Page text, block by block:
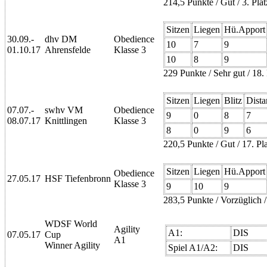
214,5 Punkte / Gut / 3.
30.09.-
01.10.17
dhv DM
Ahrensfelde
Obedience
Klasse 3
Sitzen Liegen Hü.Apport
10
7
9
10
8
9
229 Punkte / Sehr gut /
07.07.-
08.07.17
swhv VM
Knittlingen
Obedience
Klasse 3
Sitzen Liegen Blitz
9
0 8
7
8
0 9
6
220,5 Punkte / Gut / 17.
27.05.17 HSF Tiefenbronn
Obedience
Klasse 3
Sitzen Liegen Hü.Apport
9
10
9
283,5 Punkte / Vorzüglich
07.05.17
WDSF World
Cup
Winner Agility
Agility
A1
A1:
DIS
Spiel A1/A2:
DIS